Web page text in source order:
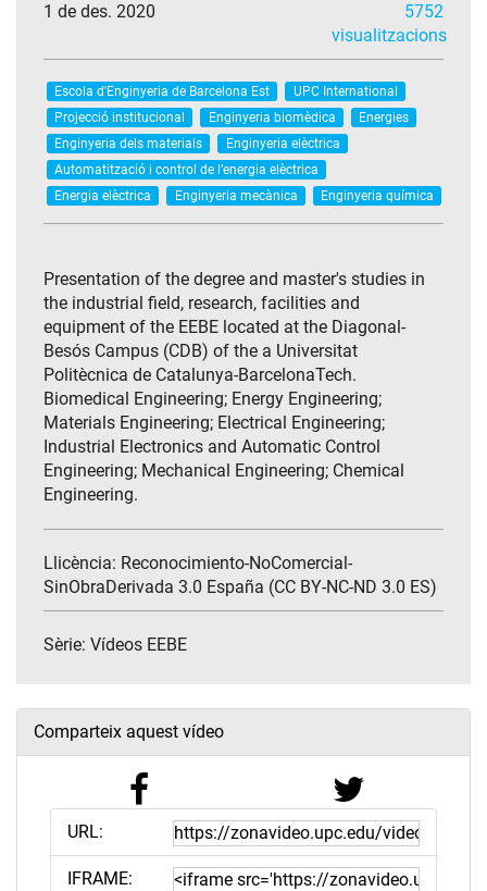
1 de des. 2020
5752
visualitzacions
Escola d'Enginyeria de Barcelona Est
UPC International
Projecció institucional
Enginyeria biomèdica
Energies
Enginyeria dels materials
Enginyeria elèctrica
Automatització i control de l’energia elèctrica
Energia elèctrica
Enginyeria mecànica Enginyeria química
Presentation of the degree and master's studies in
the industrial field, research, facilities and
equipment of the EEBE located at the Diagonal-
Besós Campus (CDB) of the a Universitat
Politècnica de Catalunya-BarcelonaTech.
Biomedical Engineering; Energy Engineering;
Materials Engineering; Electrical Engineering;
Industrial Electronics and Automatic Control
Engineering; Mechanical Engineering; Chemical
Engineering.
Llicència: Reconocimiento-NoComercial-
SinObraDerivada 3.0 España (CC BY-NC-ND 3.0 ES)
Sèrie: Vídeos EEBE
Comparteix aquest vídeo
URL:
IFRAME: